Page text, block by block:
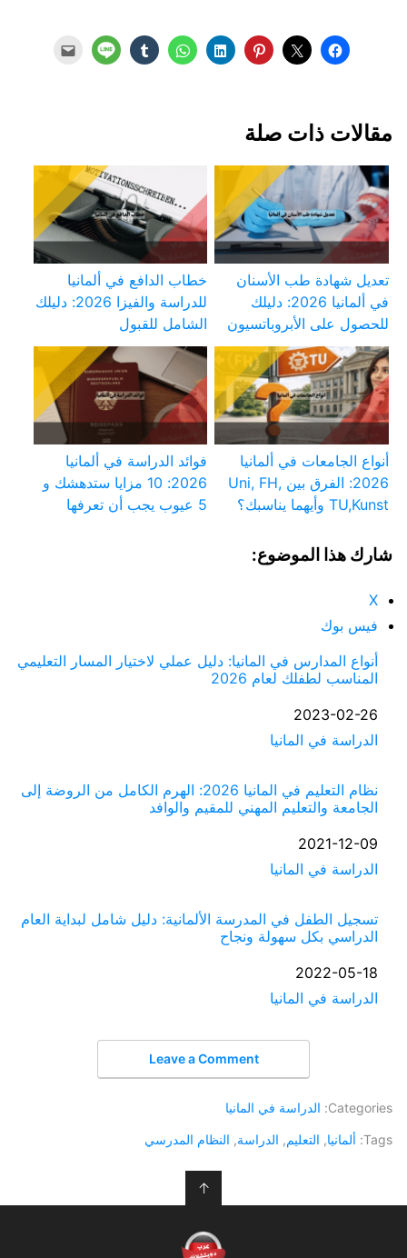
مقالات ذات صلة
تعديل شهادة طب الأسنان
في ألمانيا 2026: دليلك
للحصول على الأبروباتسيون
خطاب الدافع في ألمانيا
للدراسة والفيزا 2026: دليلك
الشامل للقبول
أنواع الجامعات في ألمانيا
2026: الفرق بين Uni, FH,
TU,Kunst وأيهما يناسبك؟
فوائد الدراسة في ألمانيا
2026: 10 مزايا ستدهشك و
5 عيوب يجب أن تعرفها
شارك هذا الموضوع:
X
فيس بوك
أنواع المدارس في المانيا: دليل عملي لاختيار المسار التعليمي
المناسب لطفلك لعام 2026
التاريخ
2023-02-26
في ما يتعلق بما يأتي
الدراسة في المانيا
نظام التعليم في المانيا 2026: الهرم الكامل من الروضة إلى
الجامعة والتعليم المهني للمقيم والوافد
التاريخ
2021-12-09
في ما يتعلق بما يأتي
الدراسة في المانيا
تسجيل الطفل في المدرسة الألمانية: دليل شامل لبداية العام
الدراسي بكل سهولة ونجاح
التاريخ
2022-05-18
في ما يتعلق بما يأتي
الدراسة في المانيا
Leave a Comment
Categories: الدراسة في المانيا
Tags: ألمانيا, التعليم, الدراسة, النظام المدرسي
↑